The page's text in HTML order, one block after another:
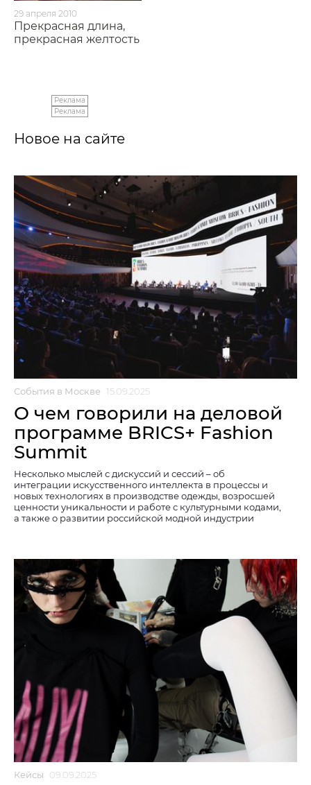
29 апреля 2010
Прекрасная длина,
прекрасная желтость
Реклама
Реклама
Новое на сайте
События в Москве 15.09.2025
О чем говорили на деловой
программе BRICS+ Fashion
Summit
Несколько мыслей с дискуссий и сессий – об
интеграции искусственного интеллекта в процессы и
новых технологиях в производстве одежды, возросшей
ценности уникальности и работе с культурными кодами,
а также о развитии российской модной индустрии
Кейсы 09.09.2025